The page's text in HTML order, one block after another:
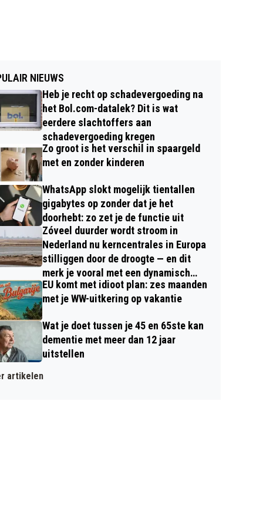
NIEUWS
Heb je recht op schadevergoeding na
het Bol.com-datalek? Dit is wat
eerdere slachtoffers aan
schadevergoeding kregen
Zo groot is het verschil in spaargeld
met en zonder kinderen
WhatsApp slokt mogelijk tientallen
gigabytes op zonder dat je het
doorhebt: zo zet je de functie uit
Zóveel duurder wordt stroom in
Nederland nu kerncentrales in Europa
stilliggen door de droogte — en dit
merk je vooral met een dynamisch
contract
EU komt met idioot plan: zes maanden
met je WW-uitkering op vakantie
Wat je doet tussen je 45 en 65ste kan
dementie met meer dan 12 jaar
uitstellen
artikelen